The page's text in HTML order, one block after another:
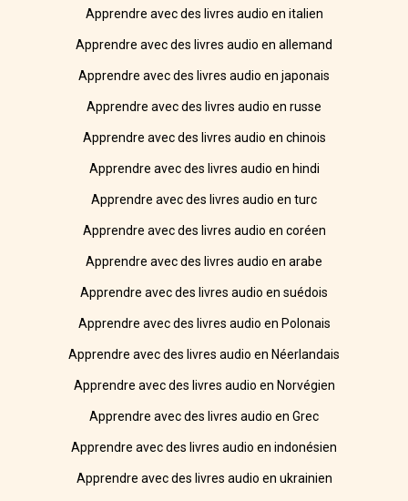
Apprendre avec des livres audio en italien
Apprendre avec des livres audio en allemand
Apprendre avec des livres audio en japonais
Apprendre avec des livres audio en russe
Apprendre avec des livres audio en chinois
Apprendre avec des livres audio en hindi
Apprendre avec des livres audio en turc
Apprendre avec des livres audio en coréen
Apprendre avec des livres audio en arabe
Apprendre avec des livres audio en suédois
Apprendre avec des livres audio en Polonais
Apprendre avec des livres audio en Néerlandais
Apprendre avec des livres audio en Norvégien
Apprendre avec des livres audio en Grec
Apprendre avec des livres audio en indonésien
Apprendre avec des livres audio en ukrainien